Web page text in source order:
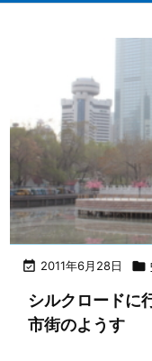
 2011年6月28日 
シルクロードに
市街のようす